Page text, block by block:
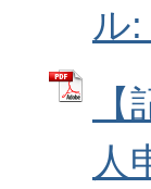
ル
人